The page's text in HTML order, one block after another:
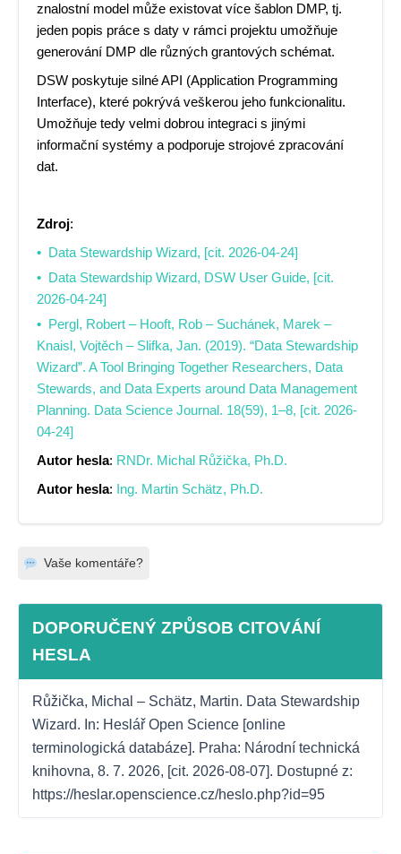
znalostní model může existovat více šablon DMP, tj.
jeden popis práce s daty v rámci projektu umožňuje
generování DMP dle různých grantových schémat.
DSW poskytuje silné API (Application Programming
Interface), které pokrývá veškerou jeho funkcionalitu.
Umožňuje tedy velmi dobrou integraci s jinými
informační systémy a podporuje strojové zpracování
dat.
Zdroj:
Data Stewardship Wizard, [cit. 2026-04-24]
Data Stewardship Wizard, DSW User Guide, [cit.
2026-04-24]
Pergl, Robert – Hooft, Rob – Suchánek, Marek –
Knaisl, Vojtěch – Slifka, Jan. (2019). “Data Stewardship
Wizard”. A Tool Bringing Together Researchers, Data
Stewards, and Data Experts around Data Management
Planning. Data Science Journal. 18(59), 1–8, [cit. 2026-
04-24]
Autor hesla: RNDr. Michal Růžička, Ph.D.
Autor hesla: Ing. Martin Schätz, Ph.D.
Vaše komentáře?
DOPORUČENÝ ZPŮSOB CITOVÁNÍ
HESLA
Růžička, Michal – Schätz, Martin. Data Stewardship
Wizard. In: Heslář Open Science [online
terminologická databáze]. Praha: Národní technická
knihovna, 8. 7. 2026, [cit. 2026-08-07]. Dostupné z:
https://heslar.openscience.cz/heslo.php?id=95